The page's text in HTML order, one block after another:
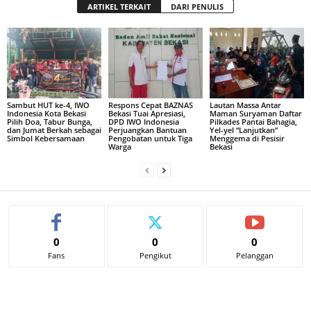
ARTIKEL TERKAIT DARI PENULIS
Sambut HUT ke-4, IWO
Indonesia Kota Bekasi
Pilih Doa, Tabur Bunga,
dan Jumat Berkah sebagai
Simbol Kebersamaan
Respons Cepat BAZNAS
Bekasi Tuai Apresiasi,
DPD IWO Indonesia
Perjuangkan Bantuan
Pengobatan untuk Tiga
Warga
Lautan Massa Antar
Maman Suryaman Daftar
Pilkades Pantai Bahagia,
Yel-yel “Lanjutkan”
Menggema di Pesisir
Bekasi
0
Fans
0
Pengikut
0
Pelanggan